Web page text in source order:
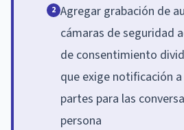
2 Agregar grabación de
cámaras de seguridad
de consentimiento
que exige notificación
partes para las
persona